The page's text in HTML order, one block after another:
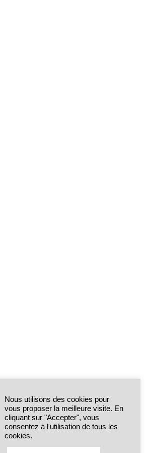
Nous utilisons des cookies pour
vous proposer la meilleure visite. En
cliquant sur "Accepter", vous
consentez à l'utilisation de tous les
cookies.